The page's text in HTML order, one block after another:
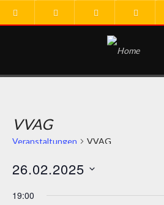
VVAG
Veranstaltungen VVAG
26.02.2025
19:00